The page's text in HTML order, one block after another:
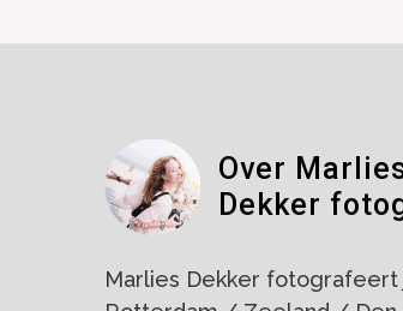
Over
Dekker
Marlies Dekker fotografeert